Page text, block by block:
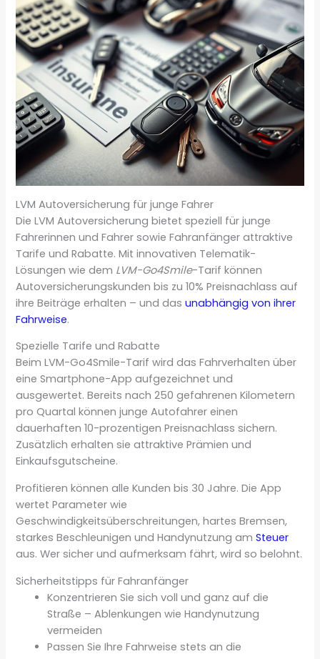
LVM Autoversicherung für junge Fahrer
Die LVM Autoversicherung bietet speziell für junge
Fahrerinnen und Fahrer sowie Fahranfänger attraktive
Tarife und Rabatte. Mit innovativen Telematik-
Lösungen wie dem LVM-Go4Smile-Tarif können
Autoversicherungskunden bis zu 10% Preisnachlass auf
ihre Beiträge erhalten – und dasunabhängig von ihrer
Fahrweise.
Spezielle Tarife und Rabatte
Beim LVM-Go4Smile-Tarif wird das Fahrverhalten über
eine Smartphone-App aufgezeichnet und
ausgewertet. Bereits nach 250 gefahrenen Kilometern
pro Quartal können junge Autofahrer einen
dauerhaften 10-prozentigen Preisnachlass sichern.
Zusätzlich erhalten sie attraktive Prämien und
Einkaufsgutscheine.
Profitieren können alle Kunden bis 30 Jahre. Die App
wertet Parameter wie
Geschwindigkeitsüberschreitungen, hartes Bremsen,
starkes Beschleunigen und Handynutzung amSteuer
aus. Wer sicher und aufmerksam fährt, wird so belohnt.
Sicherheitstipps für Fahranfänger
Konzentrieren Sie sich voll und ganz auf die
Straße – Ablenkungen wie Handynutzung
vermeiden
Passen Sie Ihre Fahrweise stets an die